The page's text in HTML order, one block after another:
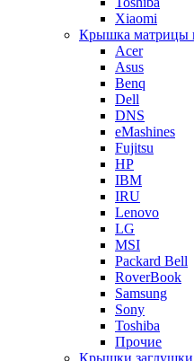
Xiaomi
Крышка матрицы
Acer
Asus
Benq
Dell
DNS
eMashines
Fujitsu
HP
IBM
IRU
Lenovo
LG
MSI
Packard Bell
RoverBook
Samsung
Sony
Toshiba
Прочие
Крышки заглушки